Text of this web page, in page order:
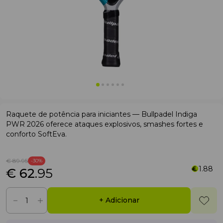
Raquete de potência para iniciantes — Bullpadel Indiga
PWR 2026 oferece ataques explosivos, smashes fortes e
conforto SoftEva.
€ 89.95 -30%
€ 62.95 1.88
+ Adicionar